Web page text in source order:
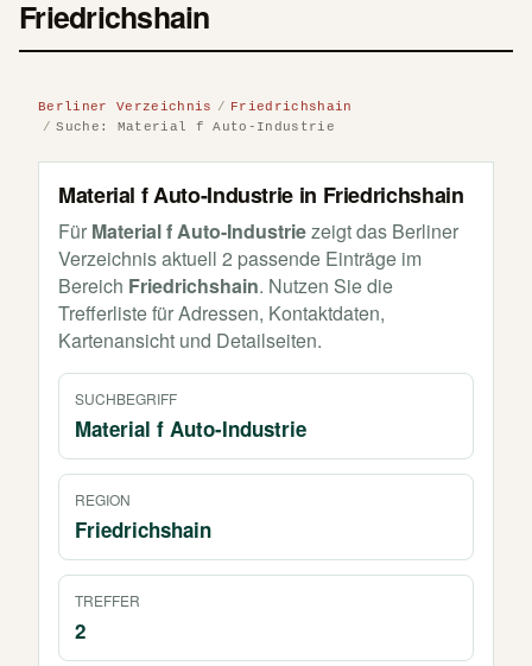
Friedrichshain
Berliner Verzeichnis
Friedrichshain
Suche: Material f Auto-Industrie
Material f Auto-Industrie in Friedrichshain
Für Material f Auto-Industriezeigt das Berliner
Verzeichnis aktuell 2 passende Einträge im
Bereich Friedrichshain. Nutzen Sie die
Trefferliste für Adressen, Kontaktdaten,
Kartenansicht und Detailseiten.
SUCHBEGRIFF
Material f Auto-Industrie
REGION
Friedrichshain
TREFFER
2